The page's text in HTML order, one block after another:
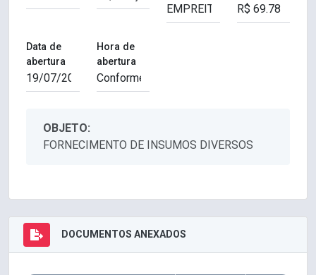
Data de
abertura
Hora de
abertura
OBJETO:
FORNECIMENTO DE INSUMOS DIVERSOS
DOCUMENTOS ANEXADOS